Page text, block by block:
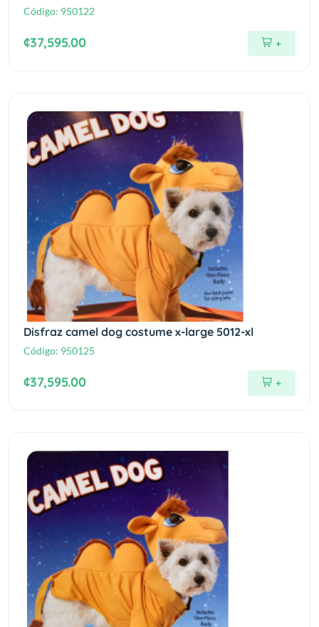
Código: 950122
¢37,595.00 +
Disfraz camel dog costume x-large 5012-xl
Código: 950125
¢37,595.00 +